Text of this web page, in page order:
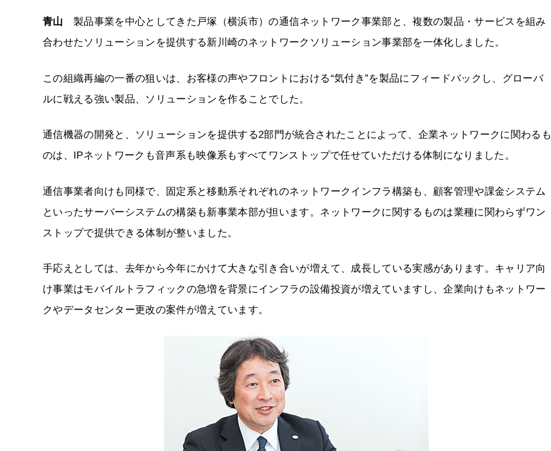
青山 製品事業を中心としてきた戸塚（横浜市）の通信ネットワーク事業部と、複数の製品・サービスを組み
合わせたソリューションを提供する新川崎のネットワークソリューション事業部を一体化しました。
この組織再編の一番の狙いは、お客様の声やフロントにおける“気付き”を製品にフィードバックし、グローバ
ルに戦える強い製品、ソリューションを作ることでした。
通信機器の開発と、ソリューションを提供する2部門が統合されたことによって、企業ネットワークに関わるも
のは、IPネットワークも音声系も映像系もすべてワンストップで任せていただける体制になりました。
通信事業者向けも同様で、固定系と移動系それぞれのネットワークインフラ構築も、顧客管理や課金システム
といったサーバーシステムの構築も新事業本部が担います。ネットワークに関するものは業種に関わらずワン
ストップで提供できる体制が整いました。
手応えとしては、去年から今年にかけて大きな引き合いが増えて、成長している実感があります。キャリア向
け事業はモバイルトラフィックの急増を背景にインフラの設備投資が増えていますし、企業向けもネットワー
クやデータセンター更改の案件が増えています。